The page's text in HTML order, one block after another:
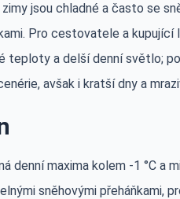
jsou chladné a často se
Pro cestovatele a
teploty a delší denní světlo;
avšak i kratší dny a
denní maxima kolem -1 °C a
sněhovými